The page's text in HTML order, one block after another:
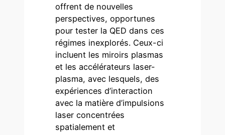
offrent de nouvelles
perspectives, opportunes
pour tester la QED dans ces
régimes inexplorés. Ceux-ci
incluent les miroirs plasmas
et les accélérateurs laser-
plasma, avec lesquels, des
expériences d’interaction
avec la matière d’impulsions
laser concentrées
spatialement et